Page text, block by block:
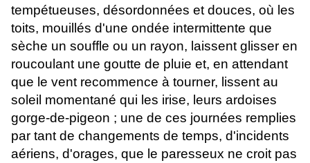
tempétueuses, désordonnées et douces, où les
toits, mouillés d'une ondée intermittente que
sèche un souffle ou un rayon, laissent glisser en
roucoulant une goutte de pluie et, en attendant
que le vent recommence à tourner, lissent au
soleil momentané qui les irise, leurs ardoises
gorge-de-pigeon ; une de ces journées remplies
par tant de changements de temps, d'incidents
aériens, d'orages, que le paresseux ne croit pas